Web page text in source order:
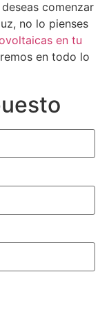
comenzar
no lo pienses
en tu
en todo lo